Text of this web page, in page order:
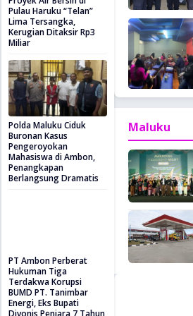
Pulau Haruku “Telan”
Lima Tersangka,
Kerugian Ditaksir Rp3
Miliar
Polda Maluku Ciduk
Buronan Kasus
Pengeroyokan
Mahasiswa di Ambon,
Penangkapan
Berlangsung Dramatis
PT Ambon Perberat
Hukuman Tiga
Terdakwa Korupsi
BUMD PT. Tanimbar
Energi, Eks Bupati
Divonis Penjara 7 Tahun
Maluku